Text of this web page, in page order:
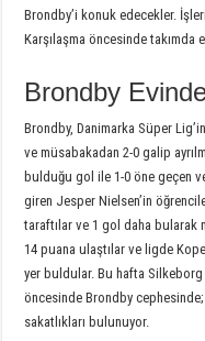
Brondby’i konuk edecekler.
Karşılaşma öncesinde takımda
Brondby
Brondby, Danimarka Süper
ve müsabakadan 2-0 galip
bulduğu gol ile 1-0 öne geçen
giren Jesper Nielsen’in
taraftılar ve 1 gol daha bularak
14 puana ulaştılar ve ligde
yer buldular. Bu hafta Silkeborg
öncesinde Brondby
sakatlıkları bulunuyor.